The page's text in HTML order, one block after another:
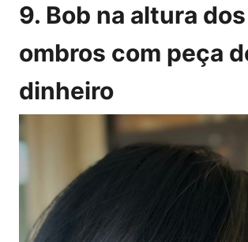
9. Bob na altura dos
ombros com peça
dinheiro